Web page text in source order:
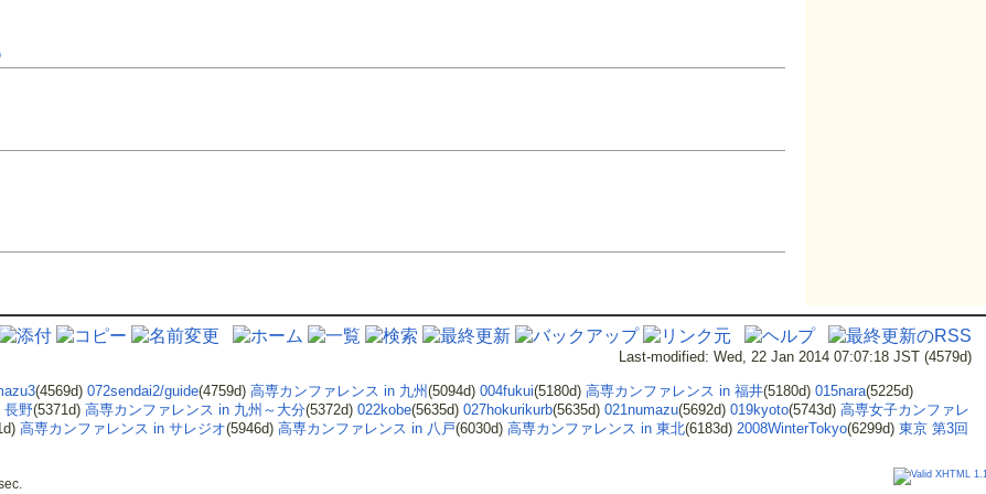
Last-modified: Wed, 22 Jan 2014 07:07:18 JST (4579d)
(4569d)072sendai2/guide(4759d)高専カンファレンス in 九州(5094d)004fukui(5180d)高専カンファレンス in 福井(5180d)015nara(5225d)
長野(5371d)高専カンファレンス in 九州～大分(5372d)022kobe(5635d)027hokurikurb(5635d)021numazu(5692d)019kyoto(5743d)高専女子カンファレ
高専カンファレンス in サレジオ(5946d)高専カンファレンス in 八戸(6030d)高専カンファレンス in 東北(6183d)2008WinterTokyo(6299d)東京 第3回